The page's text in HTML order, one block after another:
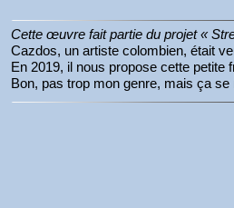
Cette œuvre fait partie du projet «
Cazdos, un artiste colombien, était
En 2019, il nous propose cette petite
Bon, pas trop mon genre, mais ça